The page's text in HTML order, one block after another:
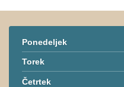
Ponedeljek
Torek
Četrtek